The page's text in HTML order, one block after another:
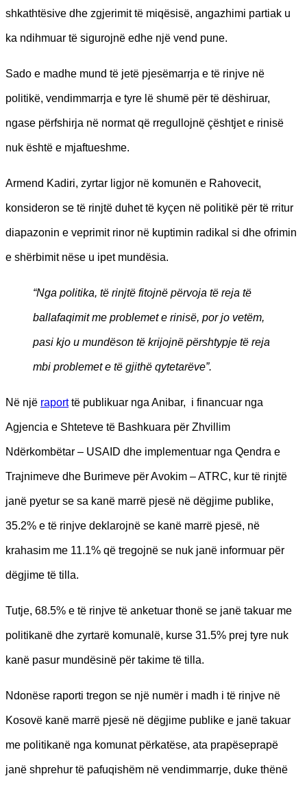
shkathtësive dhe zgjerimit të miqësisë, angazhimi partiak u
ka ndihmuar të sigurojnë edhe një vend pune.
Sado e madhe mund të jetë pjesëmarrja e të rinjve në
politikë, vendimmarrja e tyre lë shumë për të dëshiruar,
ngase përfshirja në normat që rregullojnë çështjet e rinisë
nuk është e mjaftueshme.
Armend Kadiri, zyrtar ligjor në komunën e Rahovecit,
konsideron se të rinjtë duhet të kyçen në politikë për të rritur
diapazonin e veprimit rinor në kuptimin radikal si dhe ofrimin
e shërbimit nëse u ipet mundësia.
“Nga politika, të rinjtë fitojnë përvoja të reja të
ballafaqimit me problemet e rinisë, por jo vetëm,
pasi kjo u mundëson të krijojnë përshtypje të reja
mbi problemet e të gjithë qytetarëve”.
Në një raporttë publikuar nga Anibar, i financuar nga
Agjencia e Shteteve të Bashkuara për Zhvillim
Ndërkombëtar – USAID dhe implementuar nga Qendra e
Trajnimeve dhe Burimeve për Avokim – ATRC, kur të rinjtë
janë pyetur se sa kanë marrë pjesë në dëgjime publike,
35.2% e të rinjve deklarojnë se kanë marrë pjesë, në
krahasim me 11.1% që tregojnë se nuk janë informuar për
dëgjime të tilla.
Tutje, 68.5% e të rinjve të anketuar thonë se janë takuar me
politikanë dhe zyrtarë komunalë, kurse 31.5% prej tyre nuk
kanë pasur mundësinë për takime të tilla.
Ndonëse raporti tregon se një numër i madh i të rinjve në
Kosovë kanë marrë pjesë në dëgjime publike e janë takuar
me politikanë nga komunat përkatëse, ata prapëseprapë
janë shprehur të pafuqishëm në vendimmarrje, duke thënë